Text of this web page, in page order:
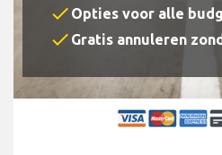
check Opties voor alle
check Gratis annuleren